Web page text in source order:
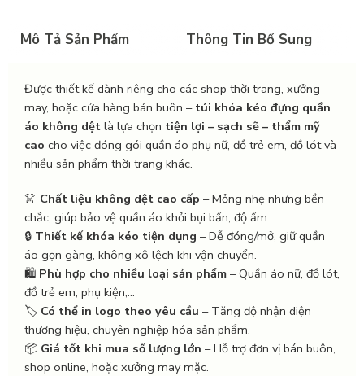
Mô Tả Sản Phẩm Thông Tin Bổ Sung
Được thiết kế dành riêng cho các shop thời trang, xưởng
may, hoặc cửa hàng bán buôn – túi khóa kéo đựng quần
áo không dệt là lựa chọn tiện lợi – sạch sẽ – thẩm mỹ
cao cho việc đóng gói quần áo phụ nữ, đồ trẻ em, đồ lót và
nhiều sản phẩm thời trang khác.
👗 Chất liệu không dệt cao cấp – Mỏng nhẹ nhưng bền
chắc, giúp bảo vệ quần áo khỏi bụi bẩn, độ ẩm.
🔒 Thiết kế khóa kéo tiện dụng – Dễ đóng/mở, giữ quần
áo gọn gàng, không xô lệch khi vận chuyển.
🛍️ Phù hợp cho nhiều loại sản phẩm – Quần áo nữ, đồ lót,
đồ trẻ em, phụ kiện,...
🏷️ Có thể in logo theo yêu cầu – Tăng độ nhận diện
thương hiệu, chuyên nghiệp hóa sản phẩm.
📦 Giá tốt khi mua số lượng lớn – Hỗ trợ đơn vị bán buôn,
shop online, hoặc xưởng may mặc.